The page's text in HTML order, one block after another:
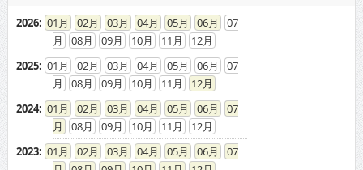
2026: 01 02 03 04 05 06
07
08
09 10 11
12
2025: 01 02 03 04 05 06
07
08
09 10 11
12
2024: 01 02 03 04 05 06
07
08
09 10 11
12
2023: 01 02 03 04 05 06
07